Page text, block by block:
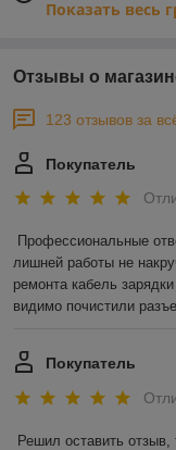
Показать весь
Отзывы о
123 отзывов за
Покупатель
Профессиональные
лишней работы не
ремонта кабель
видимо почистили
Покупатель
Решил оставить отзыв,